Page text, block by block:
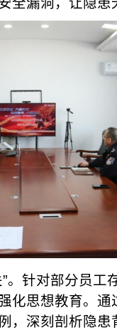
。针对部分员工
化思想教育。
，深刻剖析隐